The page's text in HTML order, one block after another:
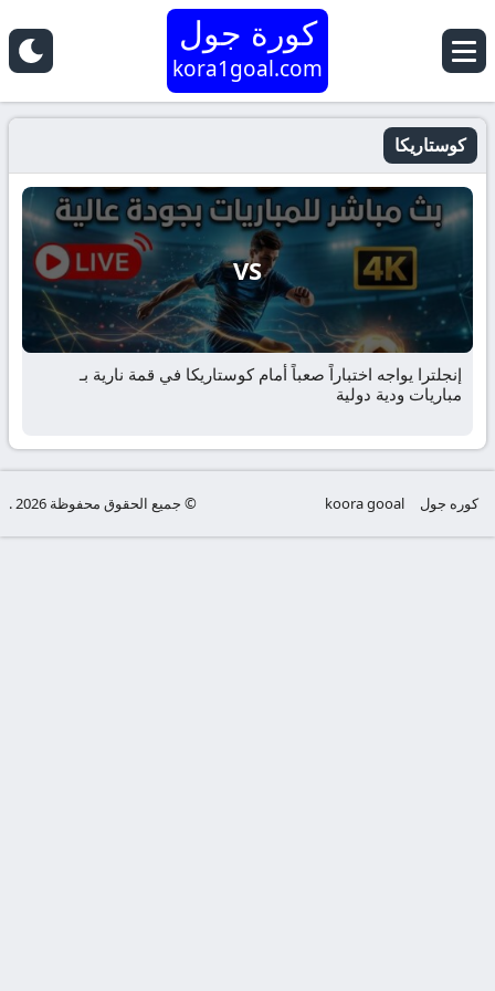
كورة جول
kora1goal.com
كوستاريكا
VS
إنجلترا يواجه اختباراً صعباً أمام كوستاريكا في قمة نارية بـ
مباريات ودية دولية
كوره جول koora gooal © جميع الحقوق محفوظة 2026 .